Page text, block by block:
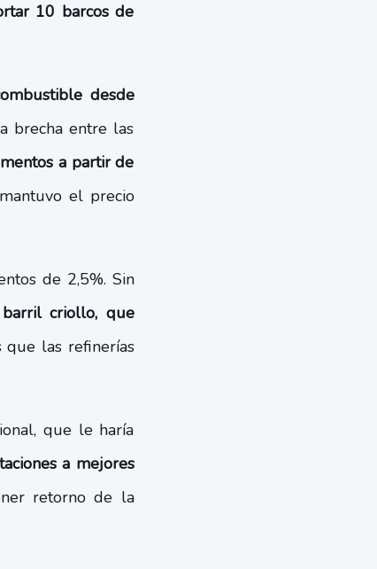
10 barcos de
desde
brecha entre las
a partir de
el precio
de 2,5%. Sin
criollo, que
que las refinerías
que le haría
a mejores
retorno de la